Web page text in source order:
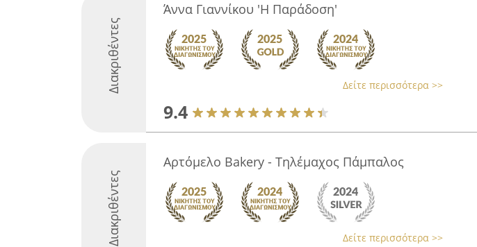
Διακριθέντες
Άννα Γιαννίκου 'Η Παράδοση'
Δείτε περισσότερα >>
9.4
Διακριθέντες
Αρτόμελο Bakery - Τηλέμαχος Πάμπαλος
Δείτε περισσότερα >>